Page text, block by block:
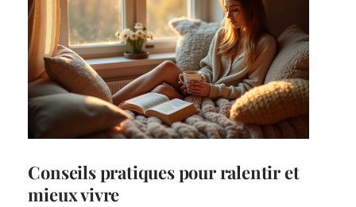
Conseils pratiques pour ralentir et
mieux vivre